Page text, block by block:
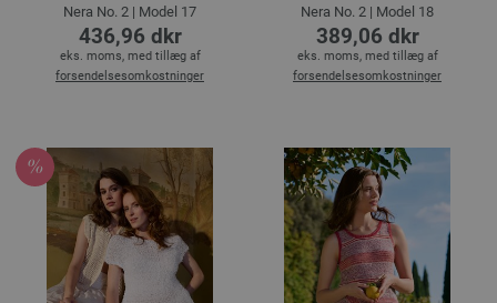
Nera No. 2 | Model 17
436,96 dkr
eks. moms, med tillæg af
forsendelsesomkostninger
Nera No. 2 | Model 18
389,06 dkr
eks. moms, med tillæg af
forsendelsesomkostninger